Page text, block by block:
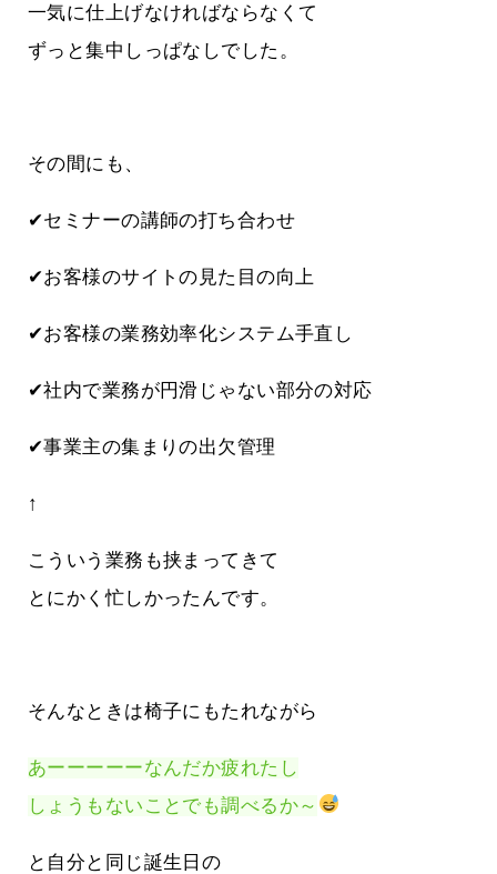
一気に仕上げなければならなくて
ずっと集中しっぱなしでした。
その間にも、
✔セミナーの講師の打ち合わせ
✔お客様のサイトの見た目の向上
✔お客様の業務効率化システム手直し
✔社内で業務が円滑じゃない部分の対応
✔事業主の集まりの出欠管理
↑
こういう業務も挟まってきて
とにかく忙しかったんです。
そんなときは椅子にもたれながら
あーーーーーなんだか疲れたし
しょうもないことでも調べるか～
と自分と同じ誕生日の